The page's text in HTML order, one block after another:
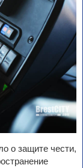
о защите чести,